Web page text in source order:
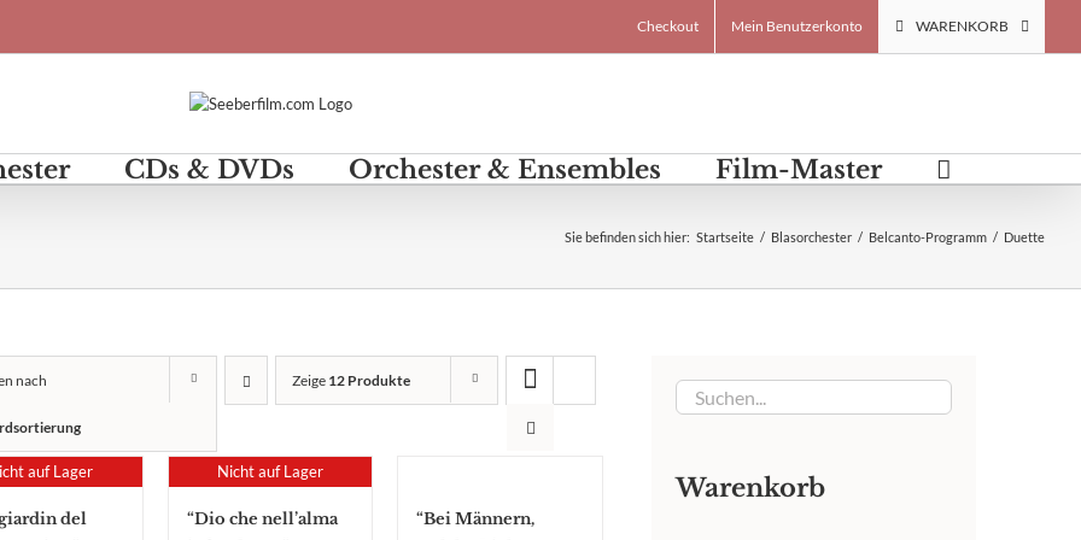
Checkout Mein Benutzerkonto WARENKORB
CDs & DVDs Orchester & Ensembles Film-Master
Sie befinden sich hier: Startseite / Blasorchester / Belcanto-Programm / Duette
nach Zeige 12 Produkte
auf Lager
del
Nicht auf Lager
“Dio che nell’alma
“Bei Männern,
Warenkorb